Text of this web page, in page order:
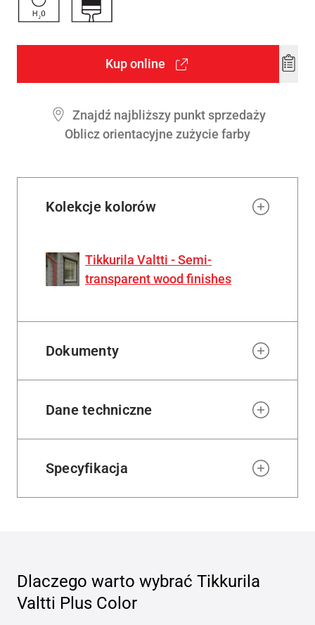
Kup online
Add
Znajdź najbliższy punkt sprzedaży
Oblicz orientacyjne zużycie farby
Kolekcje kolorów
Tikkurila Valtti - Semi-
transparent wood finishes
Dokumenty
Dane techniczne
Specyfikacja
Dlaczego warto wybrać Tikkurila
Valtti Plus Color